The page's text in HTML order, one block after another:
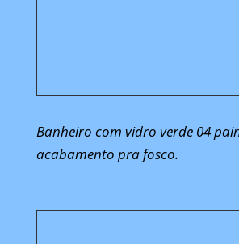
Banheiro com vidro verde 04
acabamento pra fosco.